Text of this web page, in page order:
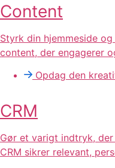
Content
Styrk din hjemmeside
content, der engagerer
Opdag den
CRM
Gør et varigt indtryk,
CRM sikrer relevant,